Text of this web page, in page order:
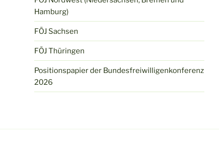
Hamburg)
FÖJ Sachsen
FÖJ Thüringen
Positionspapier der Bundesfreiwilligenkonferenz
2026